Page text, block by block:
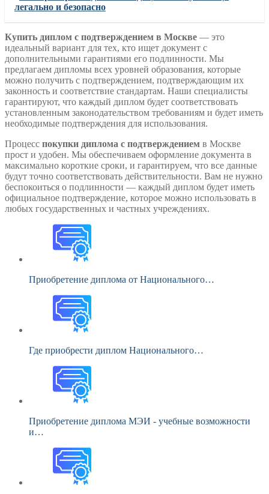
легально и безопасно
Купить диплом с подтверждением в Москве — это
идеальный вариант для тех, кто ищет документ с
дополнительными гарантиями его подлинности. Мы
предлагаем дипломы всех уровней образования, которые
можно получить с подтверждением, подтверждающим их
законность и соответствие стандартам. Наши специалисты
гарантируют, что каждый диплом будет соответствовать
установленным законодательством требованиям и будет иметь
необходимые подтверждения для использования.
Процесс покупки диплома с подтверждением в Москве
прост и удобен. Мы обеспечиваем оформление документа в
максимально короткие сроки, и гарантируем, что все данные
будут точно соответствовать действительности. Вам не нужно
беспокоиться о подлинности — каждый диплом будет иметь
официальное подтверждение, которое можно использовать в
любых государственных и частных учреждениях.
Приобретение диплома от Национального…
Где приобрести диплом Национального…
Приобретение диплома МЭИ - учебные возможности
и…